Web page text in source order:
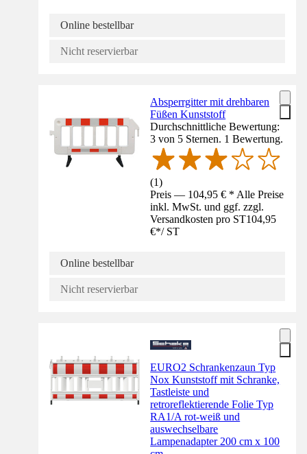
Online bestellbar
Nicht reservierbar
Absperrgitter mit drehbaren
Füßen Kunststoff
Durchschnittliche Bewertung:
3 von 5 Sternen. 1 Bewertung.
(1)
Preis — 104,95 € * Alle Preise
inkl. MwSt. und ggf. zzgl.
Versandkosten pro ST104,95
€*/ ST
Online bestellbar
Nicht reservierbar
EURO2 Schrankenzaun Typ
Nox Kunststoff mit Schranke,
Tastleiste und
retroreflektierende Folie Typ
RA1/A rot-weiß und
auswechselbare
Lampenadapter 200 cm x 100